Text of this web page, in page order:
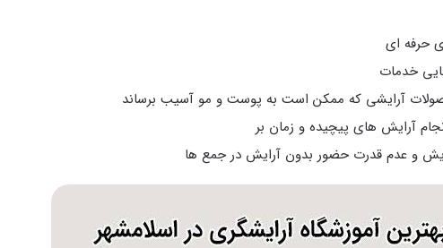
حرفه ای
خدمات
آرایشی که ممکن است به پوست و مو آسیب برساند
آرایش های پیچیده و زمان بر
و عدم قدرت حضور بدون آرایش در جمع ها